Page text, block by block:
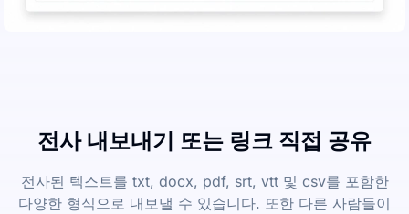
전사 내보내기 또는 링크 직접 공유
전사된 텍스트를 txt, docx, pdf, srt, vtt 및 csv를 포함한
다양한 형식으로 내보낼 수 있습니다. 또한 다른 사람들이